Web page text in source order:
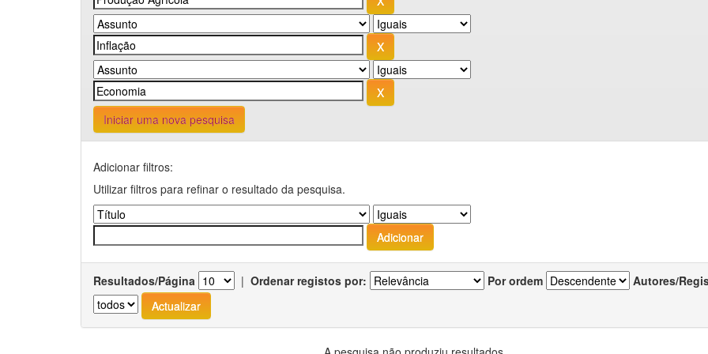
Iniciar uma nova pesquisa
Adicionar filtros:
Utilizar filtros para refinar o resultado da pesquisa.
Resultados/Página | Ordenar registos por: Por ordem Autores/